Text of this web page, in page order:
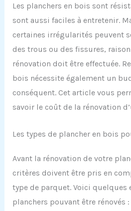
Les planchers en bois sont
sont aussi faciles à entretenir.
certaines irrégularités peuvent
des trous ou des fissures,
rénovation doit être effectuée.
bois nécessite également un
conséquent. Cet article vous
savoir le coût de la rénovation
Les types de plancher en bois
Avant la rénovation de votre
critères doivent être pris en
type de parquet. Voici quelques
planchers pouvant être rénovés